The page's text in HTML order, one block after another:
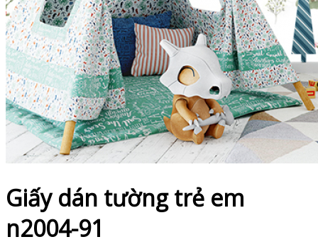
Giấy dán tường trẻ em
n2004-91